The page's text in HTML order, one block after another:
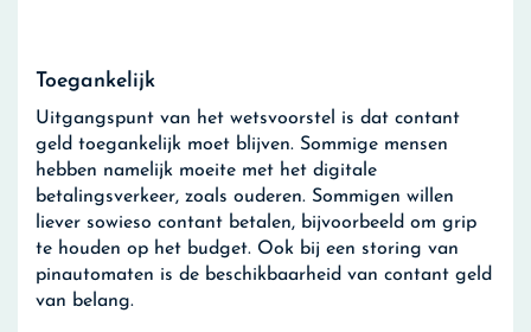
Toegankelijk
Uitgangspunt van het wetsvoorstel is dat contant
geld toegankelijk moet blijven. Sommige mensen
hebben namelijk moeite met het digitale
betalingsverkeer, zoals ouderen. Sommigen willen
liever sowieso contant betalen, bijvoorbeeld om grip
te houden op het budget. Ook bij een storing van
pinautomaten is de beschikbaarheid van contant geld
van belang.